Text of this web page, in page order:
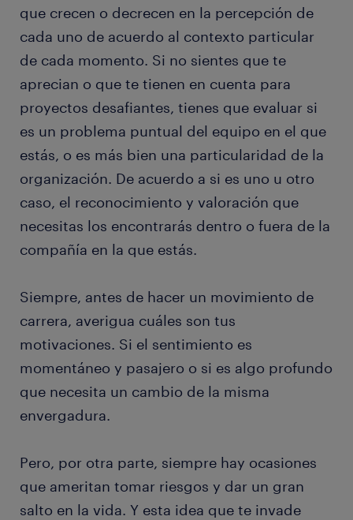
que crecen o decrecen en la percepción de
cada uno de acuerdo al contexto particular
de cada momento. Si no sientes que te
aprecian o que te tienen en cuenta para
proyectos desafiantes, tienes que evaluar si
es un problema puntual del equipo en el que
estás, o es más bien una particularidad de la
organización. De acuerdo a si es uno u otro
caso, el reconocimiento y valoración que
necesitas los encontrarás dentro o fuera de la
compañía en la que estás.
Siempre, antes de hacer un movimiento de
carrera, averigua cuáles son tus
motivaciones. Si el sentimiento es
momentáneo y pasajero o si es algo profundo
que necesita un cambio de la misma
envergadura.
Pero, por otra parte, siempre hay ocasiones
que ameritan tomar riesgos y dar un gran
salto en la vida. Y esta idea que te invade